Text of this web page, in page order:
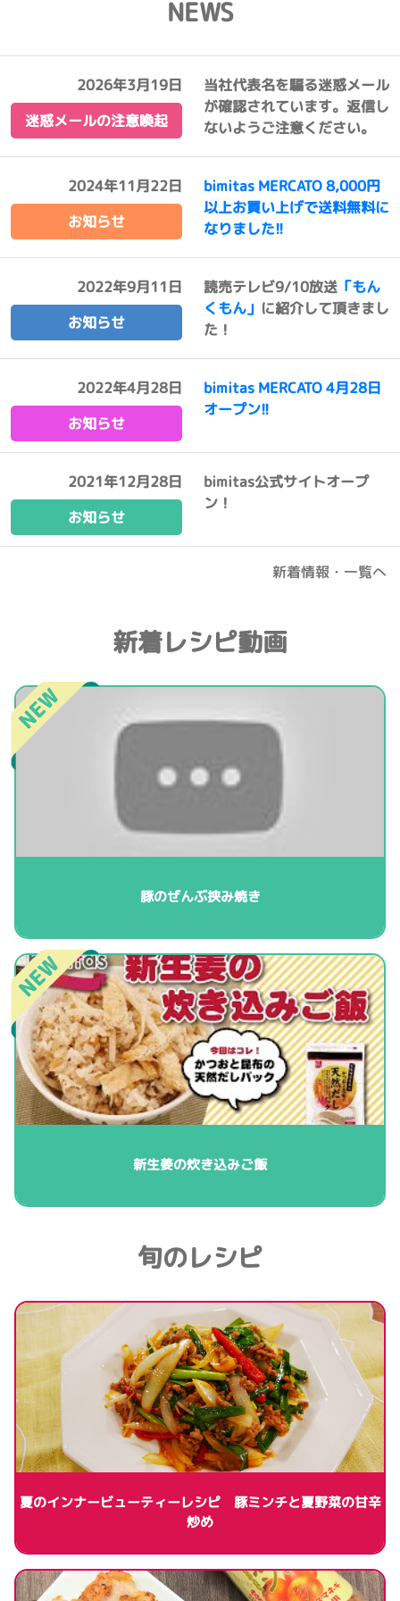
NEWS
2026年3月19日
迷惑メールの注意喚起
当社代表名を騙る迷惑メール
が確認されています。返信し
ないようご注意ください。
2024年11月22日
お知らせ
bimitas MERCATO 8,000円
以上お買い上げで送料無料に
なりました!!
2022年9月11日
お知らせ
読売テレビ9/10放送 「もん
くもん」 に紹介して頂きまし
た！
2022年4月28日
お知らせ
bimitas MERCATO 4月28日
オープン!!
2021年12月28日
お知らせ
bimitas公式サイトオープ
ン！
新着情報・一覧へ
新着レシピ動画
豚のぜんぶ挟み焼き
新生姜の炊き込みご飯
旬のレシピ
夏のインナービューティーレシピ 豚ミンチと夏野菜の甘辛
炒め